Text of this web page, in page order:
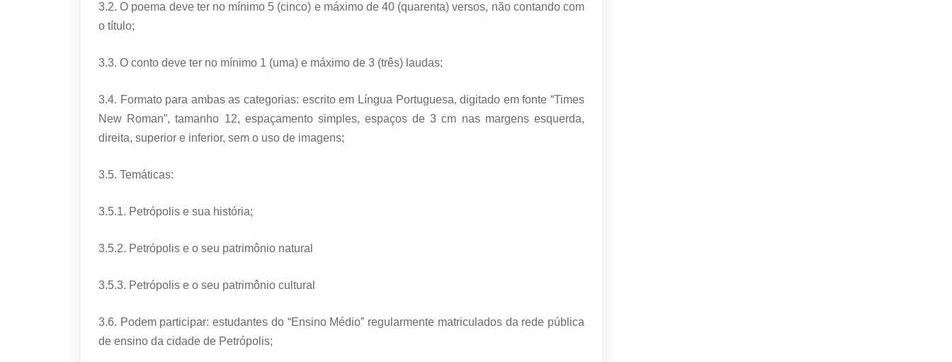
3.2. O poema deve ter no mínimo 5 (cinco) e máximo de 40 (quarenta) versos, não contando com
o título;
3.3. O conto deve ter no mínimo 1 (uma) e máximo de 3 (três) laudas;
3.4. Formato para ambas as categorias: escrito em Língua Portuguesa, digitado em fonte “Times
New Roman”, tamanho 12, espaçamento simples, espaços de 3 cm nas margens esquerda,
direita, superior e inferior, sem o uso de imagens;
3.5. Temáticas:
3.5.1. Petrópolis e sua história;
3.5.2. Petrópolis e o seu patrimônio natural
3.5.3. Petrópolis e o seu patrimônio cultural
3.6. Podem participar: estudantes do “Ensino Médio” regularmente matriculados da rede pública
de ensino da cidade de Petrópolis;